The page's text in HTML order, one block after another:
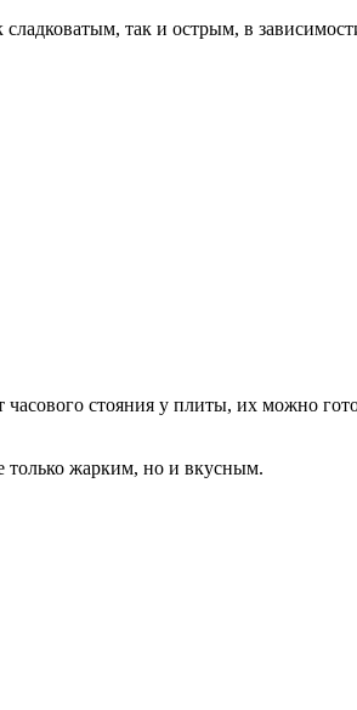
так и острым, в
стояния у плиты, их можно
только жарким, но и вкусным.